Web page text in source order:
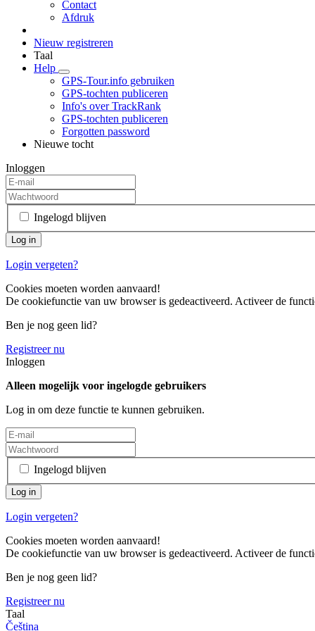
Contact
Afdruk
Nieuw registreren
Taal
Help
GPS-Tour.info gebruiken
GPS-tochten publiceren
Info's over TrackRank
GPS-tochten publiceren
Forgotten password
Nieuwe tocht
Inloggen
Ingelogd blijven
Login vergeten?
Cookies moeten worden aanvaard!
De cookiefunctie van uw browser is gedeactiveerd. Activeer de
Ben je nog geen lid?
Registreer nu
Inloggen
Alleen mogelijk voor ingelogde gebruikers
Log in om deze functie te kunnen gebruiken.
Ingelogd blijven
Login vergeten?
Cookies moeten worden aanvaard!
De cookiefunctie van uw browser is gedeactiveerd. Activeer de
Ben je nog geen lid?
Registreer nu
Taal
Čeština